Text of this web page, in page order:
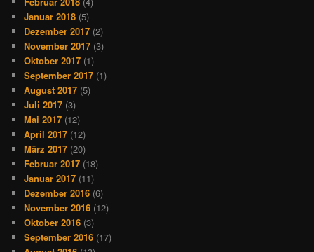
Januar 2018 (5)
Dezember 2017 (2)
November 2017 (3)
Oktober 2017 (1)
September 2017 (1)
August 2017 (5)
Juli 2017 (3)
Mai 2017 (12)
April 2017 (12)
März 2017 (20)
Februar 2017 (18)
Januar 2017 (11)
Dezember 2016 (6)
November 2016 (12)
Oktober 2016 (3)
September 2016 (17)